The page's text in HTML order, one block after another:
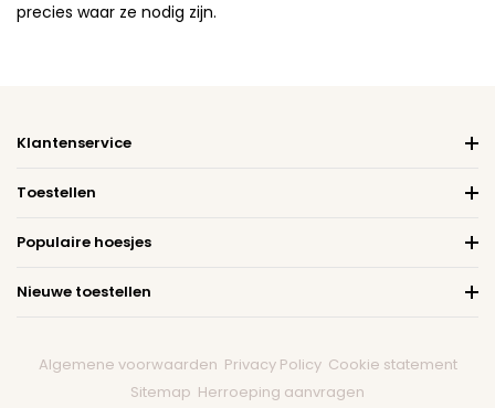
precies waar ze nodig zijn.
Klantenservice
Toestellen
Populaire hoesjes
Nieuwe toestellen
Algemene voorwaarden Privacy Policy Cookie statement
Sitemap Herroeping aanvragen